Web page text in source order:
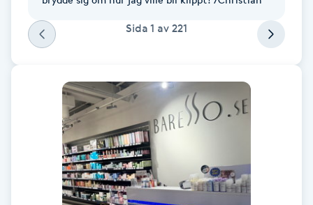
Hyperhidros
Hårborttagning
Hårbottenbehandling
Hårförlängning
Sida 1 av 221